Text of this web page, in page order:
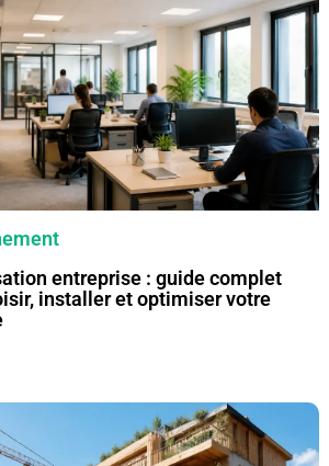
entreprise : guide complet
installer et optimiser votre